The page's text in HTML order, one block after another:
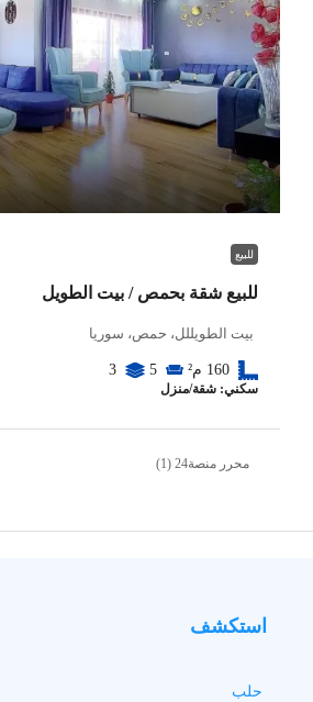
للبيع
للبيع شقة بحمص / بيت الطويل
بيت الطويللل، حمص، سوريا
160 م² 5
3
سكني: شقة/منزل
محرر منصة24 (1)
استكشف
حلب